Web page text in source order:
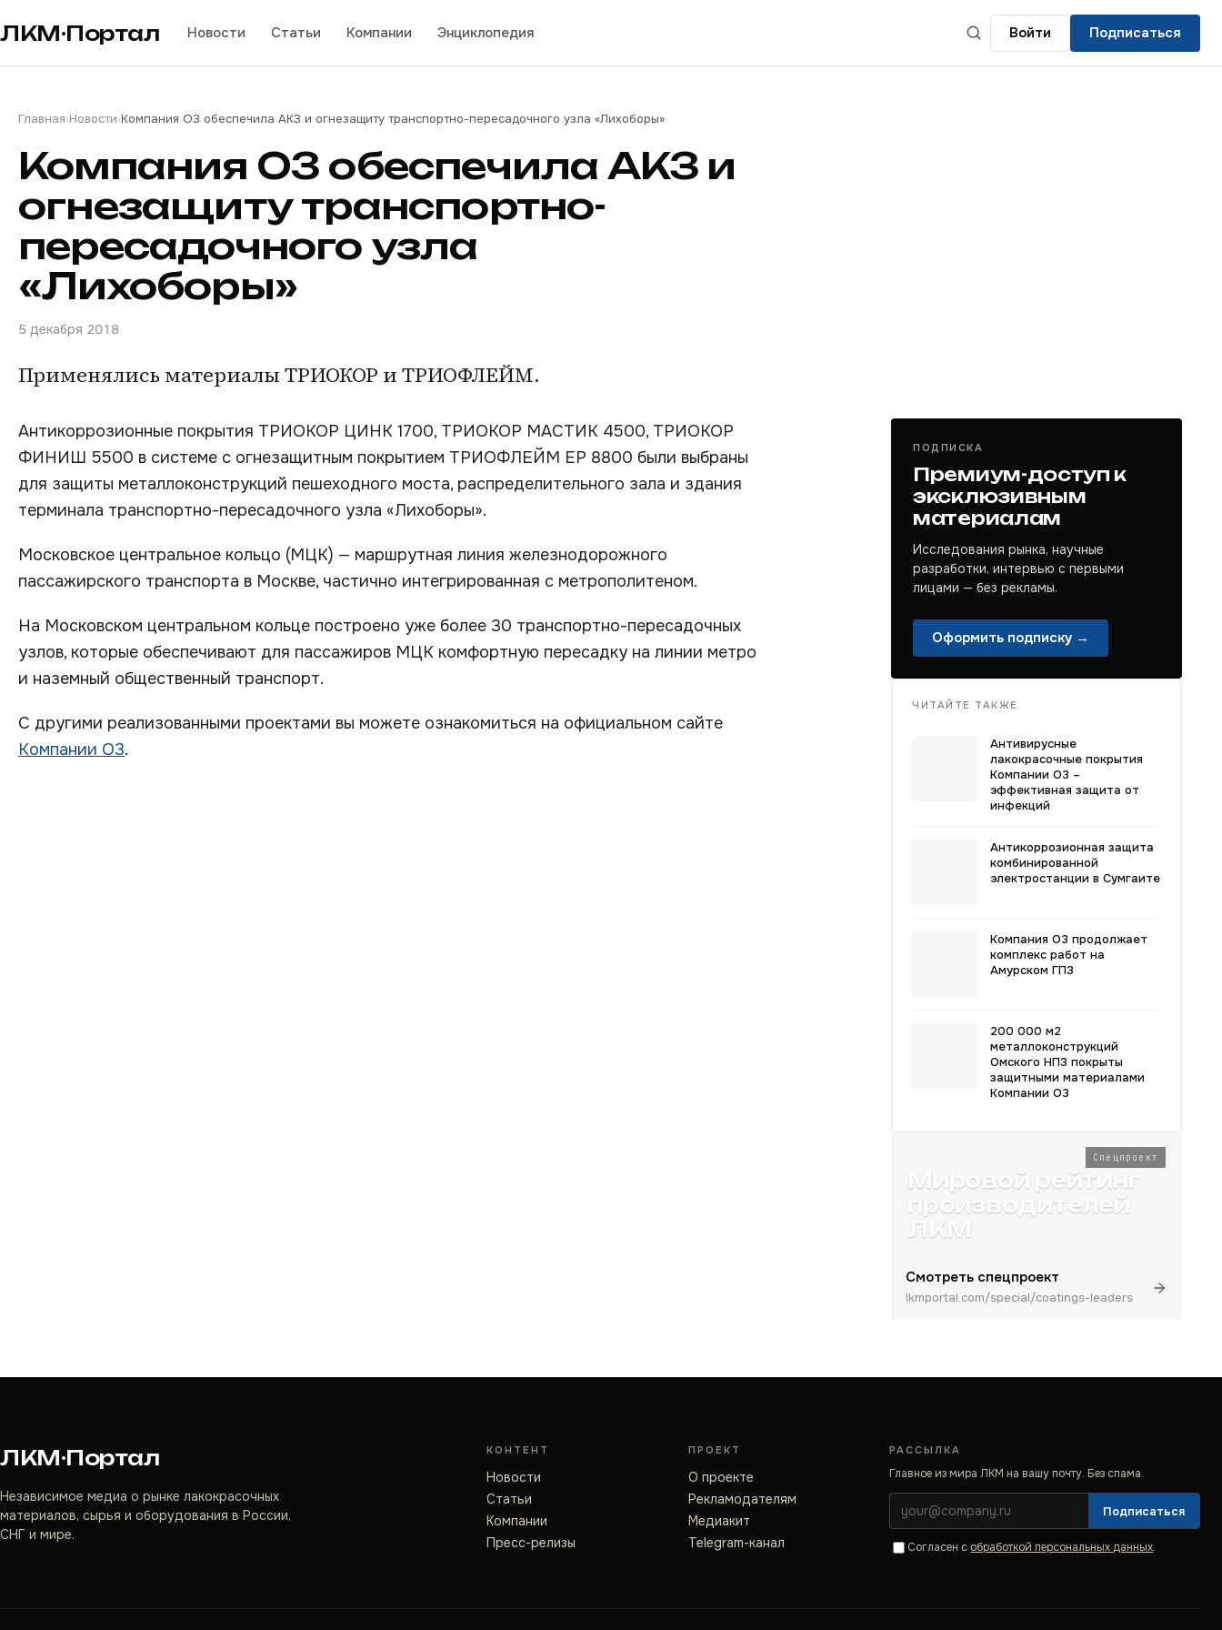
ЛКМ·Портал Новости Статьи Компании Энциклопедия Войти Подписаться
Главная›Новости›Компания О3 обеспечила АКЗ и огнезащиту транспортно-пересадочного узла «Лихоборы»
Компания О3 обеспечила АКЗ и
огнезащиту транспортно-
пересадочного узла
«Лихоборы»
5 декабря 2018
Применялись материалы ТРИОКОР и ТРИОФЛЕЙМ.
Антикоррозионные покрытия ТРИОКОР ЦИНК 1700, ТРИОКОР МАСТИК 4500, ТРИОКОР
ФИНИШ 5500 в системе с огнезащитным покрытием ТРИОФЛЕЙМ EP 8800 были выбраны
для защиты металлоконструкций пешеходного моста, распределительного зала и здания
терминала транспортно-пересадочного узла «Лихоборы».
Московское центральное кольцо (МЦК) — маршрутная линия железнодорожного
пассажирского транспорта в Москве, частично интегрированная с метрополитеном.
На Московском центральном кольце построено уже более 30 транспортно-пересадочных
узлов, которые обеспечивают для пассажиров МЦК комфортную пересадку на линии метро
и наземный общественный транспорт.
С другими реализованными проектами вы можете ознакомиться на официальном сайте
Компании О3.
ПОДПИСКА
Премиум-доступ к
эксклюзивным
материалам
Исследования рынка, научные
разработки, интервью с первыми
лицами — без рекламы.
Оформить подписку →
ЧИТАЙТЕ ТАКЖЕ
Антивирусные
лакокрасочные покрытия
Компании О3 –
эффективная защита от
инфекций
Антикоррозионная защита
комбинированной
электростанции в Сумгаите
Компания О3 продолжает
комплекс работ на
Амурском ГПЗ
200 000 м2
металлоконструкций
Омского НПЗ покрыты
защитными материалами
Компании О3
Спецпроект
Мировой рейтинг
производителей
ЛКМ
Смотреть спецпроект
lkmportal.com/special/coatings-leaders
ЛКМ·Портал
Независимое медиа о рынке лакокрасочных
материалов, сырья и оборудования в России,
СНГ и мире.
КОНТЕНТ
Новости
Статьи
Компании
Пресс-релизы
ПРОЕКТ
О проекте
Рекламодателям
Медиакит
Telegram-канал
РАССЫЛКА
Главное из мира ЛКМ на вашу почту. Без спама.
Подписаться
Согласен с обработкой персональных данных.